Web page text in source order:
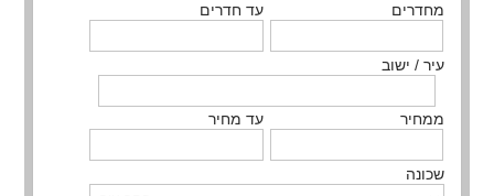
מחדרים עד חדרים
עיר / ישוב
ממחיר עד מחיר
שכונה